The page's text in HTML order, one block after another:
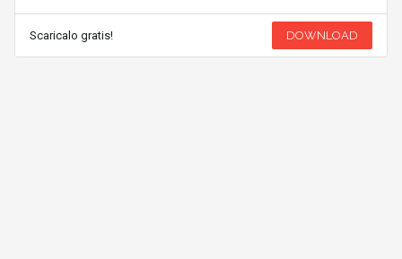
Scaricalo gratis! DOWNLOAD